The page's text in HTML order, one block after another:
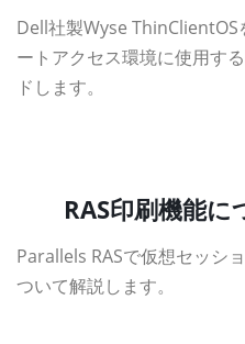
Dell社製Wyse ThinClientOS
ートアクセス環境に使用す
ドします。
RAS印刷機能に
Parallels RASで仮想セッシ
ついて解説します。